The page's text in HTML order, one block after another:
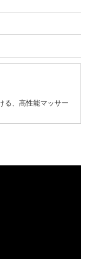
る、高性能マッサー